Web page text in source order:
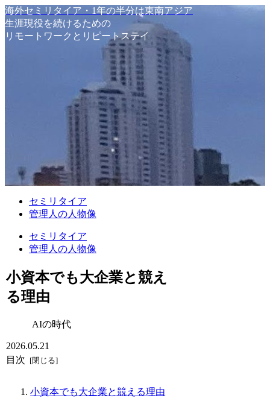
海外セミリタイア・1年の半分は東南アジア
生涯現役を続けるための
リモートワークとリピートステイ
セミリタイア
管理人の人物像
セミリタイア
管理人の人物像
小資本でも大企業と競え
る理由
AIの時代
2026.05.21
目次
小資本でも大企業と競える理由